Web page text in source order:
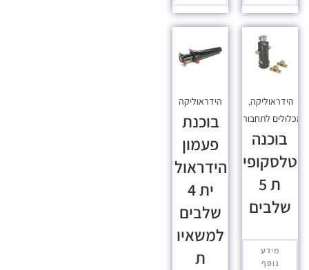
הידראוליקה,
מכלולים לתחבורה
בוכנה
טלסקופי
ת 5
שלבים
מידע
נוסף
הידראוליקה
בוכנת
פעמון
הידראול
ית 4
שלבים
למשאיו
ת